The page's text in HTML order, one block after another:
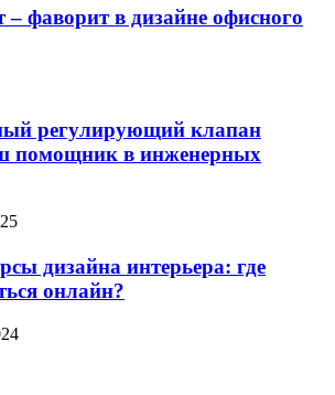
– фаворит в дизайне офисного
регулирующий клапан
помощник в инженерных
дизайна интерьера: где
онлайн?